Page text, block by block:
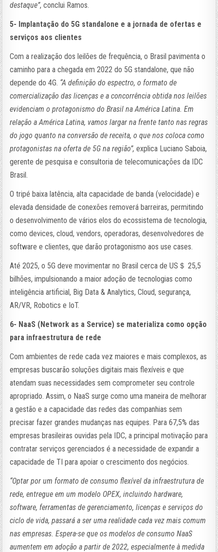
destaque”, conclui Ramos.
5- Implantação do 5G standalone e a jornada de ofertas e
serviços aos clientes
Com a realização dos leilões de frequência, o Brasil pavimenta o
caminho para a chegada em 2022 do 5G standalone, que não
depende do 4G. “A definição do espectro, o formato de
comercialização das licenças e a concorrência obtida nos leilões
evidenciam o protagonismo do Brasil na América Latina. Em
relação a América Latina, vamos largar na frente tanto nas regras
do jogo quanto na conversão de receita, o que nos coloca como
protagonistas na oferta de 5G na região”,explica Luciano Saboia,
gerente de pesquisa e consultoria de telecomunicações da IDC
Brasil.
O tripé baixa latência, alta capacidade de banda (velocidade) e
elevada densidade de conexões removerá barreiras, permitindo
o desenvolvimento de vários elos do ecossistema de tecnologia,
como devices, cloud, vendors, operadoras, desenvolvedores de
software e clientes, que darão protagonismo aos use cases.
Até 2025, o 5G deve movimentar no Brasil cerca de US＄ 25,5
bilhões, impulsionando a maior adoção de tecnologias como
inteligência artificial, Big Data & Analytics, Cloud, segurança,
AR/VR, Robotics e IoT.
6- NaaS (Network as a Service) se materializa como opção
para infraestrutura de rede
Com ambientes de rede cada vez maiores e mais complexos, as
empresas buscarão soluções digitais mais flexíveis e que
atendam suas necessidades sem comprometer seu controle
apropriado. Assim, o NaaS surge como uma maneira de melhorar
a gestão e a capacidade das redes das companhias sem
precisar fazer grandes mudanças nas equipes. Para 67,5% das
empresas brasileiras ouvidas pela IDC, a principal motivação para
contratar serviços gerenciados é a necessidade de expandir a
capacidade de TI para apoiar o crescimento dos negócios.
“Optar por um formato de consumo flexível da infraestrutura de
rede, entregue em um modelo OPEX, incluindo hardware,
software, ferramentas de gerenciamento, licenças e serviços do
ciclo de vida, passará a ser uma realidade cada vez mais comum
nas empresas. Espera-se que os modelos de consumo NaaS
aumentem em adoção a partir de 2022, especialmente à medida